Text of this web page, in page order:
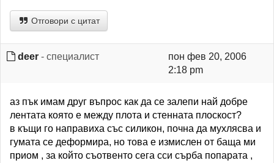
Отговори с цитат
deer - специалист
пон фев 20, 2006
2:18 pm
аз пък имам друг въпрос как да се залепи най добре
лентата която е между плота и стенната плоскост?
в къщи го направиха със силикон, почна да мухлясва и
гумата се деформира, но това е измислен от баща ми
приом , за който съотвенто сега сси сърба попарата ,